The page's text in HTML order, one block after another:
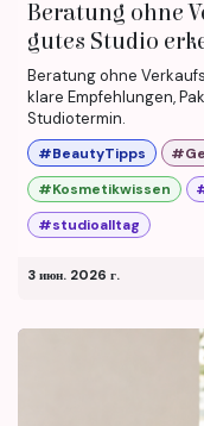
Beratung ohne
gutes Studio
Beratung ohne
klare Empfehlungen,
Studiotermin.
#BeautyTipps
#Kosmetikwissen
#studioalltag
3 июн. 2026 г.